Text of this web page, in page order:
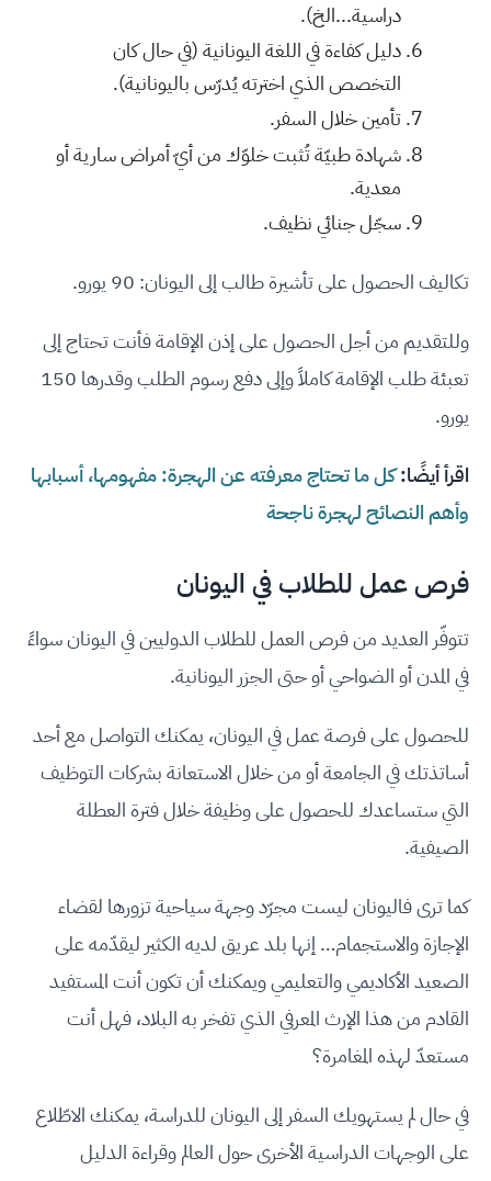
دراسية...الخ).
دليل كفاءة في اللغة اليونانية (في حال كان
التخصص الذي اخترته يُدرّس باليونانية).
تأمين خلال السفر.
شهادة طبيّة تُثبت خلوّك من أيّ أمراض سارية أو
معدية.
سجّل جنائي نظيف.
تكاليف الحصول على تأشيرة طالب إلى اليونان: 90 يورو.
وللتقديم من أجل الحصول على إذن الإقامة فأنت تحتاج إلى
تعبئة طلب الإقامة كاملاً وإلى دفع رسوم الطلب وقدرها 150
يورو.
اقرأ أيضًا:كل ما تحتاج معرفته عن الهجرة: مفهومها، أسبابها
وأهم النصائح لهجرة ناجحة
فرص عمل للطلاب في اليونان
تتوفّر العديد من فرص العمل للطلاب الدوليين في اليونان سواءً
في المدن أو الضواحي أو حتى الجزر اليونانية.
للحصول على فرصة عمل في اليونان، يمكنك التواصل مع أحد
أساتذتك في الجامعة أو من خلال الاستعانة بشركات التوظيف
التي ستساعدك للحصول على وظيفة خلال فترة العطلة
الصيفية.
كما ترى فاليونان ليست مجرّد وجهة سياحية تزورها لقضاء
الإجازة والاستجمام… إنها بلد عريق لديه الكثير ليقدّمه على
الصعيد الأكاديمي والتعليمي ويمكنك أن تكون أنت المستفيد
القادم من هذا الإرث المعرفي الذي تفخر به البلاد، فهل أنت
مستعدّ لهذه المغامرة؟
في حال لم يستهويك السفر إلى اليونان للدراسة، يمكنك الاطّلاع
على الوجهات الدراسية الأخرى حول العالم وقراءة الدليل